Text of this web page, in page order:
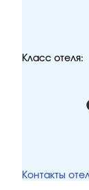
Класс отеля:
Контакты